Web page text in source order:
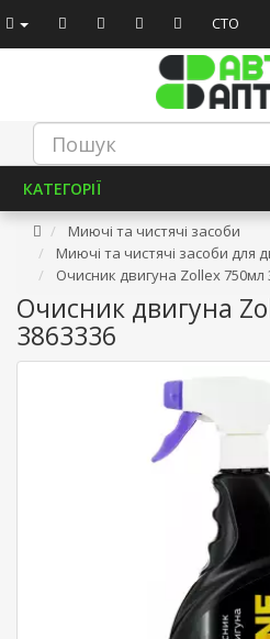
СТО
КАТЕГОРІЇ
Миючі та чистячі засоби
Миючі та чистячі засоби для
Очисник двигуна Zollex 750мл
Очисник двигуна
3863336